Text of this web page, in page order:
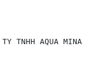
TNHH AQUA MINA